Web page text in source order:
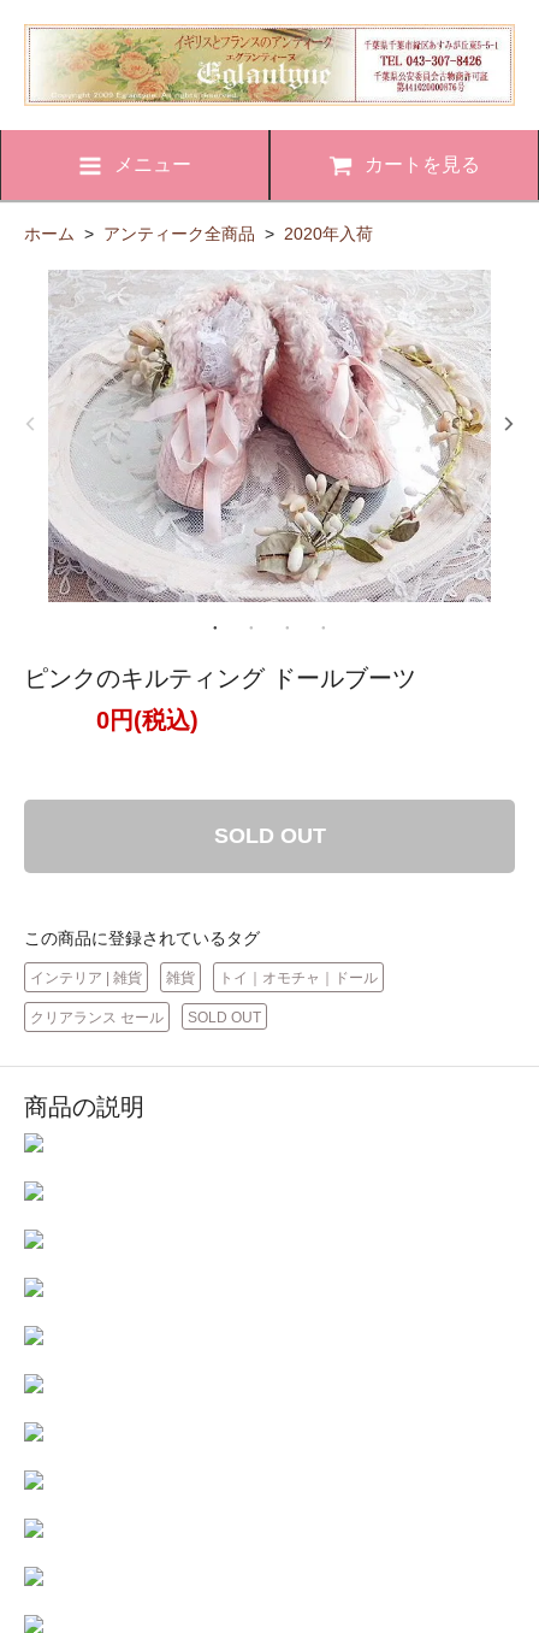
メニュー カートを見る
ホーム > アンティーク全商品 > 2020年入荷
ピンクのキルティング ドールブーツ
0円(税込)
SOLD OUT
この商品に登録されているタグ
インテリア | 雑貨 雑貨 トイ｜オモチャ｜ドール
クリアランス セール SOLD OUT
商品の説明